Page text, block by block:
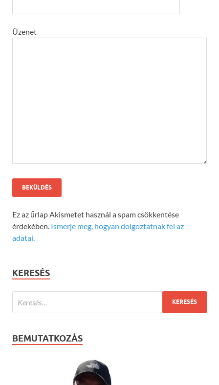
Üzenet
Ez az űrlap Akismetet használ a spam csökkentése
érdekében. Ismerje meg, hogyan dolgoztatnak fel az
adatai.
KERESÉS
BEMUTATKOZÁS